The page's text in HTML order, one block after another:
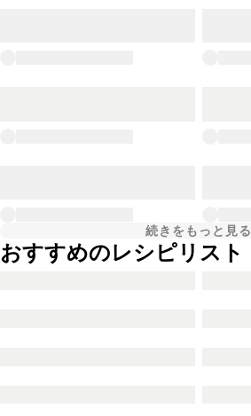
続きをもっと見る
おすすめのレシピリスト